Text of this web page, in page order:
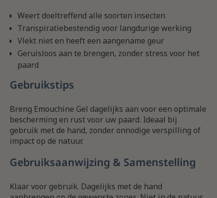
Weert doeltreffend alle soorten insecten
Transpiratiebestendig voor langdurige werking
Vlekt niet en heeft een aangename geur
Geruisloos aan te brengen, zonder stress voor het
paard
Gebruikstips
Breng Emouchine Gel dagelijks aan voor een optimale
bescherming en rust voor uw paard. Ideaal bij
gebruik met de hand, zonder onnodige verspilling of
impact op de natuur.
Gebruiksaanwijzing & Samenstelling
Klaar voor gebruik. Dagelijks met de hand